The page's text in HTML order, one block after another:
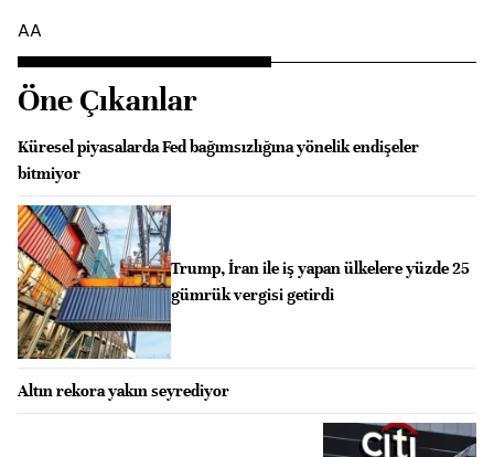
AA
Öne Çıkanlar
Küresel piyasalarda Fed bağımsızlığına yönelik endişeler
bitmiyor
Trump, İran ile iş yapan ülkelere yüzde 25
gümrük vergisi getirdi
Altın rekora yakın seyrediyor